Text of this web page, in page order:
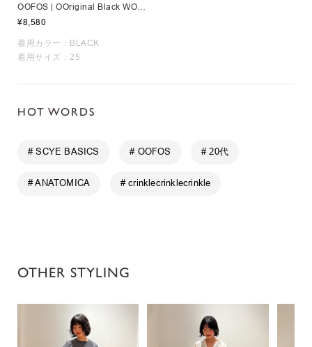
¥8,580
着用カラー：BLACK
着用サイズ：25
HOT WORDS
# SCYE BASICS # OOFOS # 20代
# ANATOMICA # crinklecrinklecrinkle
OTHER STYLING